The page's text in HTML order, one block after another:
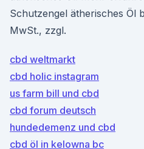
Schutzengel ätherisches Öl
MwSt., zzgl.
cbd weltmarkt
cbd holic instagram
us farm bill und cbd
cbd forum deutsch
hundedemenz und cbd
cbd öl in kelowna bc